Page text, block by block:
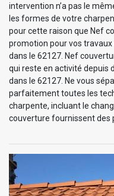
intervention n’a pas le
les formes de votre
pour cette raison que Nef
promotion pour vos
dans le 62127. Nef
qui reste en activité depuis
dans le 62127. Ne vous
parfaitement toutes les
charpente, incluant le
couverture fournissent des